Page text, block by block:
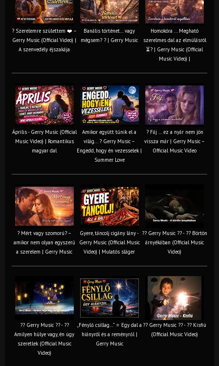
? Szerelemre születtem ❤️ –
Gerry Music (Official Video) |
A szenvedély éjszakája
Banális történet… vagy
mégsem? ? | Gerry Music
Homokóra ... Megható
szerelmes dal az elmúlásról
⏳? | Gerry Music (Official
Music Video) |
Április - Gerry Music (Official
Music Video) | Romantikus
magyar dal
Amikor együtt tűnik el a
világ... ? Gerry Music –
Engedd, hogy én vezesselek |
Summer Love
? Fáj … ez a nyár nem jön
vissza már | Gerry Music –
Official Music Video
? Mért vagy szomorú? –
amikor nem olyan egyszerű
a szerelem | Gerry Music
Gyere, táncolj cigány lány -
Gerry Music (Official Music
Video) | Mulatós sláger
?? Gerry Music ?? - ?? Börtön
árnyékában (Official Music
Video)
?? Gerry Music ?? - ??
Amilyen hülye vagy, én úgy
szeretlek (Official Music
Video)
„Fénylő csillag…” ⭐ Egy dal a
hiányról és a reményről |
Gerry Music
?? Gerry Music ?? - ?? Kisfiú
(Official Music Video)